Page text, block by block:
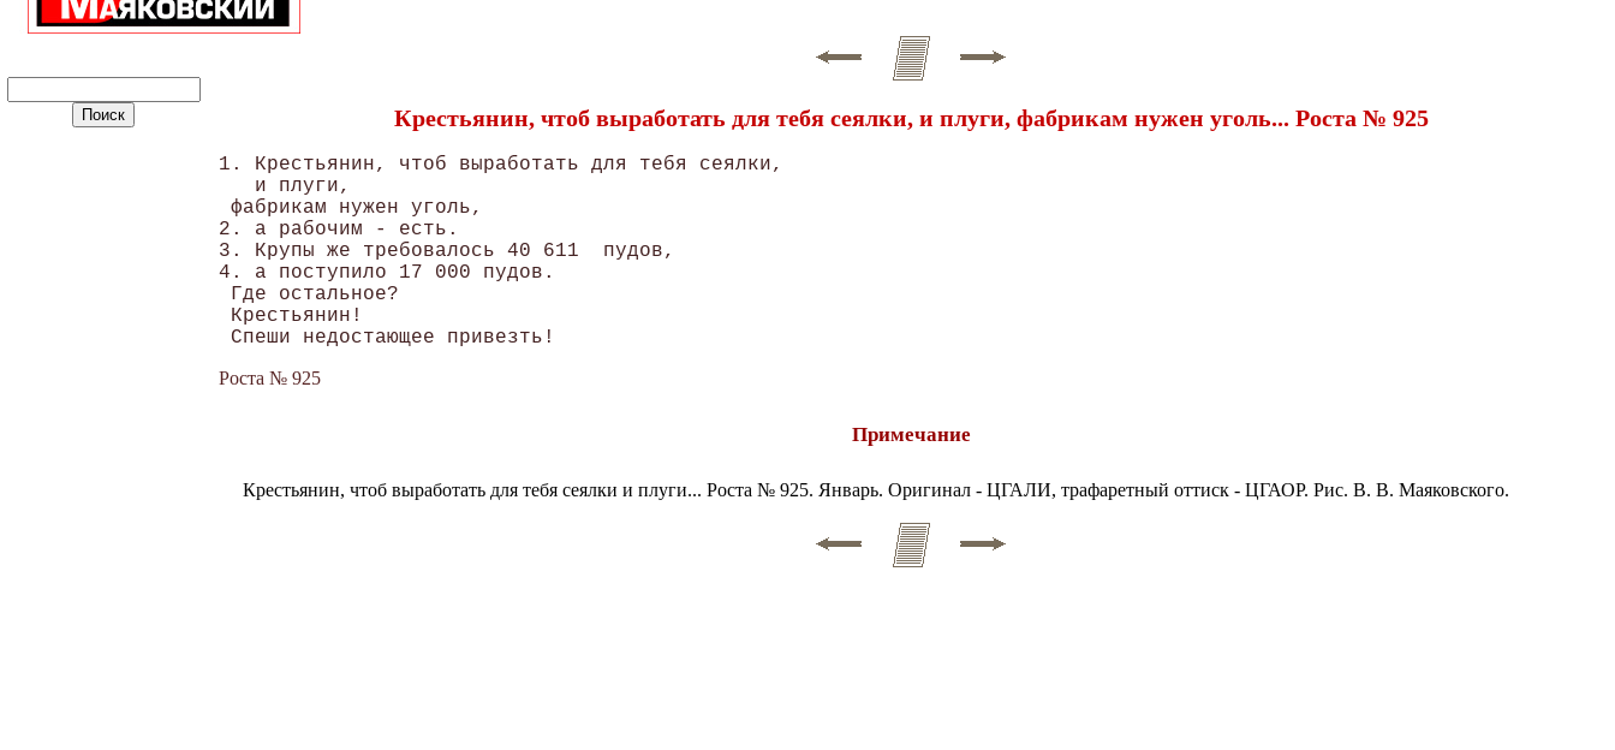
Крестьянин, чтоб выработать для тебя сеялки, и плуги, фабрикам нужен уголь... Роста № 925
1. Крестьянин, чтоб выработать для тебя сеялки,
   и плуги,
фабрикам нужен уголь,
2. а рабочим - есть.
3. Крупы же требовалось 40 611  пудов,
4. а поступило 17 000 пудов.
Где остальное?
Крестьянин!
Роста № 925
Примечание
Крестьянин, чтоб выработать для тебя сеялки и плуги... Роста № 925. Январь. Оригинал - ЦГАЛИ, трафаретный оттиск - ЦГАОР. Рис. В. В. Маяковского.